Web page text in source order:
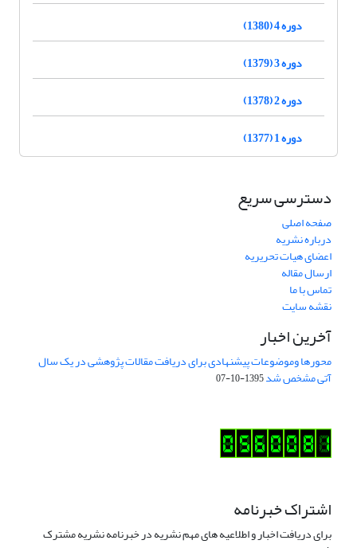
دوره 4 (1380)
دوره 3 (1379)
دوره 2 (1378)
دوره 1 (1377)
دسترسی سریع
صفحه اصلی
درباره نشریه
اعضای هیات تحریریه
ارسال مقاله
تماس با ما
نقشه سایت
آخرین اخبار
محورها وموضوعات پیشنهادی برای دریافت مقالات پژوهشی در یک سال
آتی مشخص شد1395-10-07
اشتراک خبرنامه
برای دریافت اخبار و اطلاعیه های مهم نشریه در خبرنامه نشریه مشترک